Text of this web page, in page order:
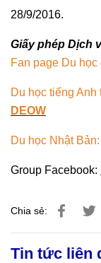
28/9/2016.
Giấy phép Dịch
Fan page Du
Du học tiếng
DEOW
Du học Nhật Bản:
Group Facebook:
Chia sẻ:
Tin tức liên